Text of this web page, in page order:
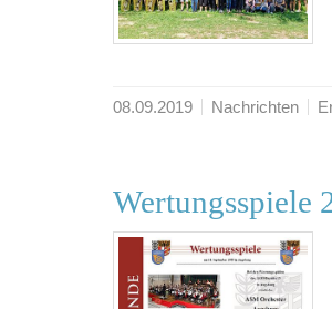
08.09.2019 Nachrichten
Wertungsspiele